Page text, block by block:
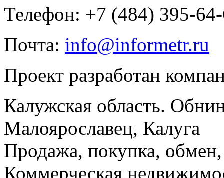
Телефон: +7 (484) 395-
Почта: info@informetr.ru
Проект разработан
Калужская область.
Малоярославец, Калуга
Продажа, покупка, обмен,
Коммерческая